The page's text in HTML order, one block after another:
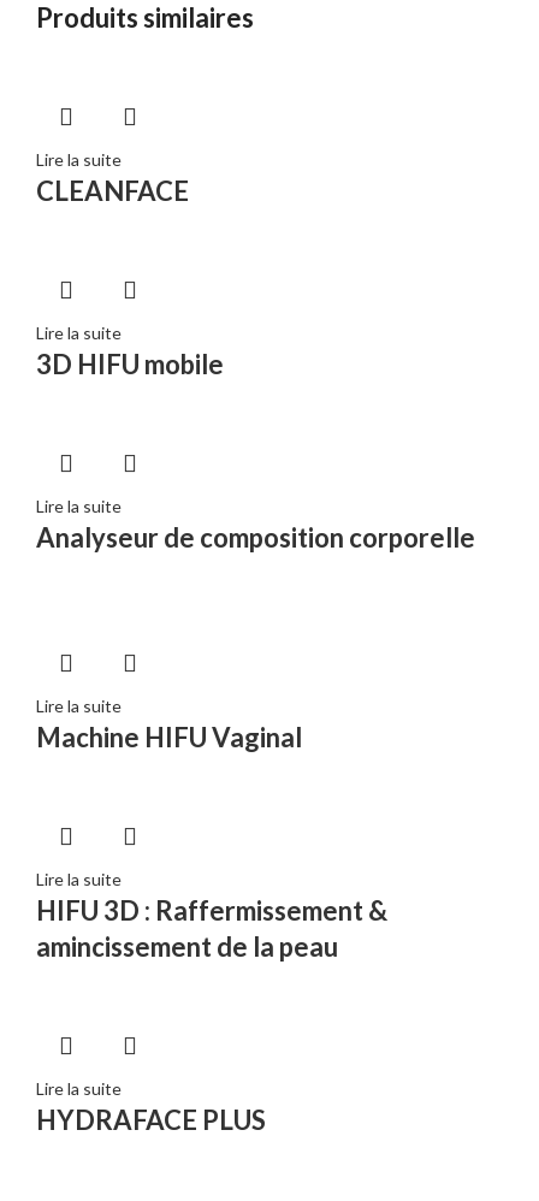
Produits similaires
Lire la suite
CLEANFACE
Lire la suite
3D HIFU mobile
Lire la suite
Analyseur de composition corporelle
Lire la suite
Machine HIFU Vaginal
Lire la suite
HIFU 3D : Raffermissement &
amincissement de la peau
Lire la suite
HYDRAFACE PLUS